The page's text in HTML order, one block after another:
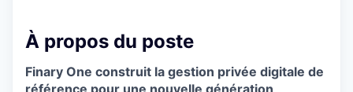
À propos du poste
Finary One construit la gestion privée digitale de
référence pour une nouvelle génération